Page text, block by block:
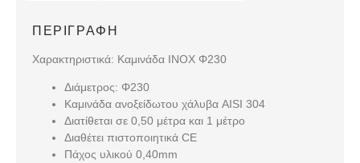
ΠΕΡΙΓΡΑΦΉ
Χαρακτηριστικά: Καμινάδα ΙΝΟΧ Φ230
Διάμετρος: Φ230
Καμινάδα ανοξείδωτου χάλυβα AISI 304
Διατίθεται σε 0,50 μέτρα και 1 μέτρο
Διαθέτει πιστοποιητικά CE
Πάχος υλικού 0,40mm